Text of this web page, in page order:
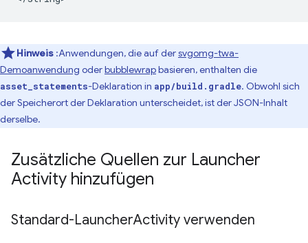
Hinweis :Anwendungen, die auf dersvgomg-twa-
Demoanwendung oderbubblewrapbasieren, enthalten die
asset_statements-Deklaration in app/build.gradle. Obwohl sich
der Speicherort der Deklaration unterscheidet, ist der JSON-Inhalt
derselbe.
Zusätzliche Quellen zur Launcher
Activity hinzufügen
Standard-LauncherActivity verwenden